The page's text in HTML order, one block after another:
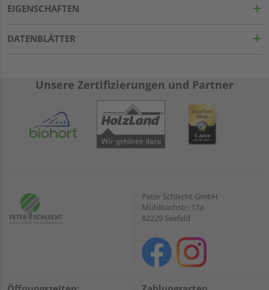
EIGENSCHAFTEN
DATENBLÄTTER
Unsere Zertifizierungen und Partner
Peter Schlecht GmbH
Mühlbachstr. 17a
82229 Seefeld